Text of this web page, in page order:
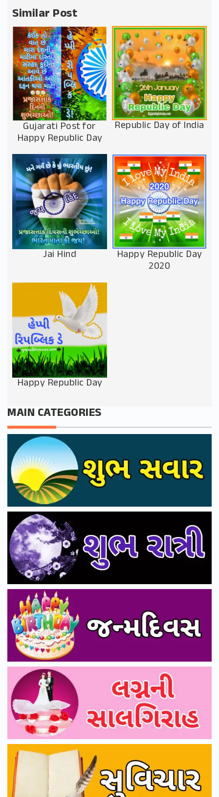
Similar Post
Gujarati Post for
Happy Republic Day
Republic Day of India
Jai Hind Happy Republic Day
2020
Happy Republic Day
MAIN CATEGORIES